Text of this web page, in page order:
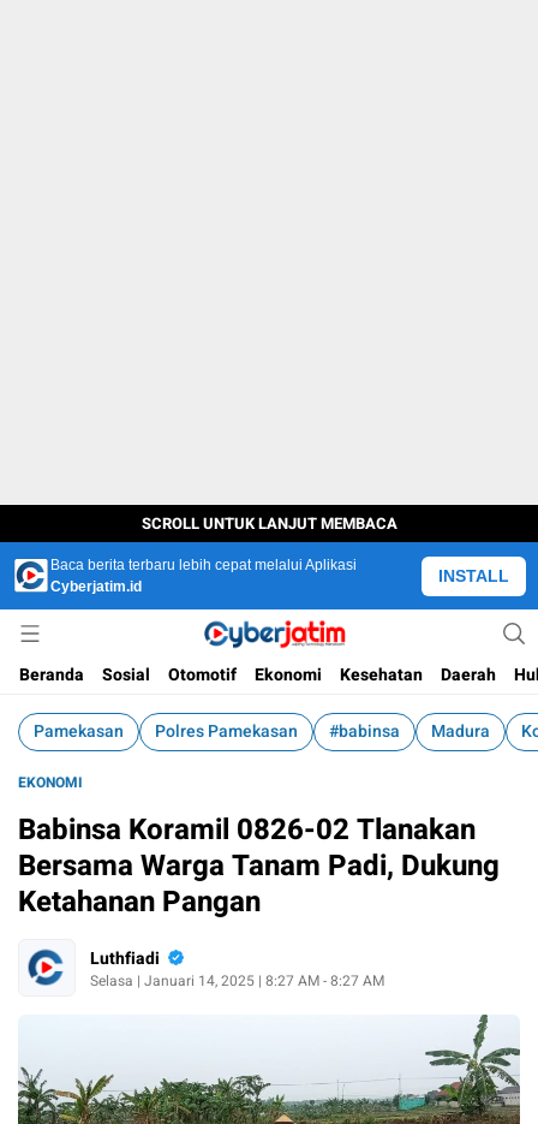
SCROLL UNTUK LANJUT MEMBACA
Baca berita terbaru lebih cepat melalui Aplikasi
Cyberjatim.id
INSTALL
Cyber Jatim
Jejaring Technology Mainstream
Beranda
Sosial Otomotif Ekonomi Kesehatan Daerah
Pamekasan Polres Pamekasan #babinsa Madura
EKONOMI
Babinsa Koramil 0826-02 Tlanakan
Bersama Warga Tanam Padi, Dukung
Ketahanan Pangan
Luthfiadi
Selasa | Januari 14, 2025 | 8:27 AM - 8:27 AM